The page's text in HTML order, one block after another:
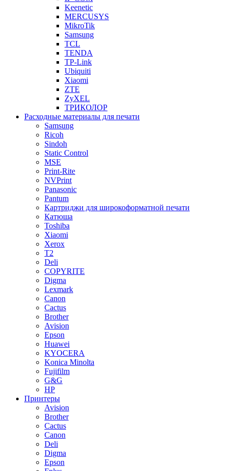
Keenetic
MERCUSYS
MikroTik
Samsung
TCL
TENDA
TP-Link
Ubiquiti
Xiaomi
ZTE
ZyXEL
ТРИКОЛОР
Расходные материалы для печати
Samsung
Ricoh
Sindoh
Static Control
MSE
Print-Rite
NVPrint
Panasonic
Pantum
Картриджи для широкоформатной печати
Катюша
Toshiba
Xiaomi
Xerox
T2
Deli
COPYRITE
Digma
Lexmark
Canon
Cactus
Brother
Avision
Epson
Huawei
KYOCERA
Konica Minolta
Fujifilm
G&G
HP
Принтеры
Avision
Brother
Cactus
Canon
Deli
Digma
Epson